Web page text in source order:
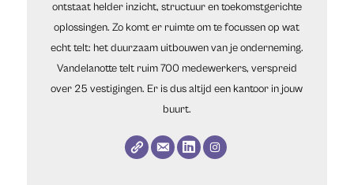
ontstaat helder inzicht, structuur en toekomstgerichte
oplossingen. Zo komt er ruimte om te focussen op wat
echt telt: het duurzaam uitbouwen van je onderneming.
Vandelanotte telt ruim 700 medewerkers, verspreid
over 25 vestigingen. Er is dus altijd een kantoor in jouw
buurt.